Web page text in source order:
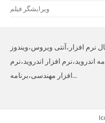
ویرایشگر فیلم
نرم افزار،آنتی ویروس،ویندوز
8.1،ویندوز 10،ویندوز 11،برنامه اندروید،نرم افزار اندروید،نرم
افزار مهندسی،برنامه...